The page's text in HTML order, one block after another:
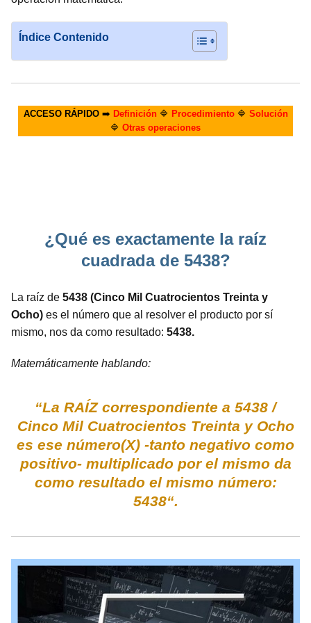
Índice Contenido
ACCESO RÁPIDO➡️ Definición🔷 Procedimiento🔷 Solución
🔷 Otras operaciones
¿Qué es exactamente la raíz
cuadrada de 5438?
La raíz de 5438 (Cinco Mil Cuatrocientos Treinta y
Ocho) es el número que al resolver el producto por sí
mismo, nos da como resultado: 5438.
Matemáticamente hablando:
“La RAÍZ correspondiente a 5438 /
Cinco Mil Cuatrocientos Treinta y Ocho
es ese número(X) -tanto negativo como
positivo- multiplicado por el mismo da
como resultado el mismo número:
5438“.